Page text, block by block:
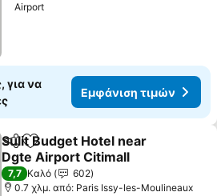
Airport
για να
Εμφάνιση τιμών
Κοινοποίηση
Προσθήκη στα αγαπημένα
Sulit Budget Hotel near
Dgte Airport Citimall
7,7 Καλό
602
0.7 χλμ. από: Paris Issy-les-Moulineaux